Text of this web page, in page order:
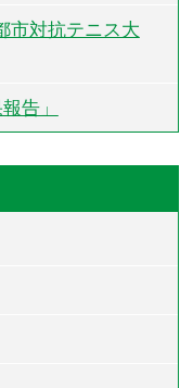
市対抗テニス大
告」